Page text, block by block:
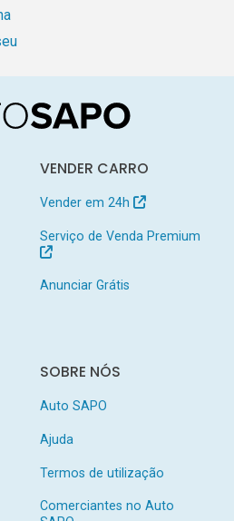
VENDER CARRO
Vender em 24h
Serviço de Venda Premium
Anunciar Grátis
SOBRE NÓS
Auto SAPO
Ajuda
Termos de utilização
Comerciantes no Auto